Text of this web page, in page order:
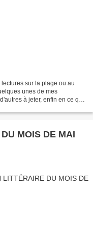
sur la plage ou au
unes de mes
à jeter, enfin en ce qui
MOIS DE MAI